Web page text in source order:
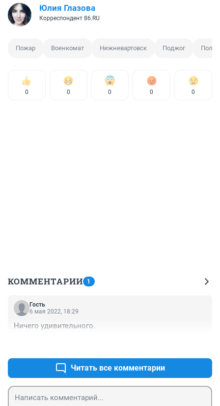
Юлия Глазова
Корреспондент 86.RU
Пожар Военкомат Нижневартовск Поджог
0 0 0 0 0
КОММЕНТАРИИ 1
Гость
6 мая 2022, 18:29
Ничего удивительного.
Читать все комментарии